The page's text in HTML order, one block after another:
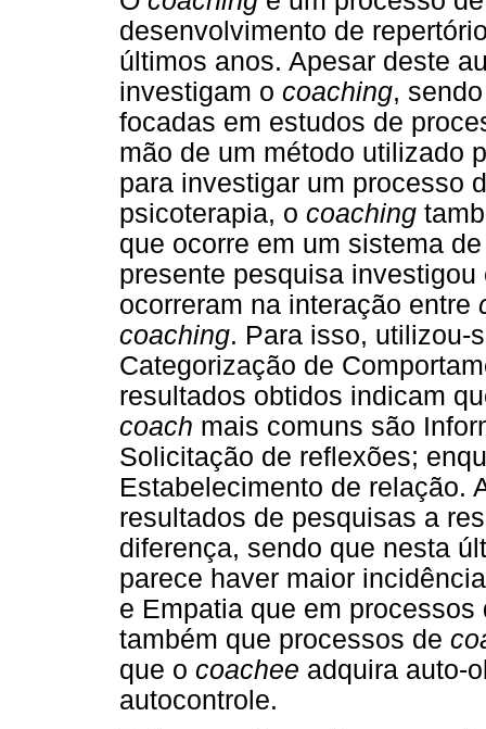
desenvolvimento de
últimos anos. Apesar deste
investigam o coaching,
focadas em estudos de
mão de um método utilizado
para investigar um processo
psicoterapia, o coaching
que ocorre em um sistema
presente pesquisa
ocorreram na interação entre
coaching. Para isso, utilizou-
Categorização de
resultados obtidos indicam
coach mais comuns são
Solicitação de reflexões;
Estabelecimento de relação.
resultados de pesquisas a
diferença, sendo que nesta
parece haver maior
e Empatia que em
também que processos de
que o coachee adquira auto-
autocontrole.